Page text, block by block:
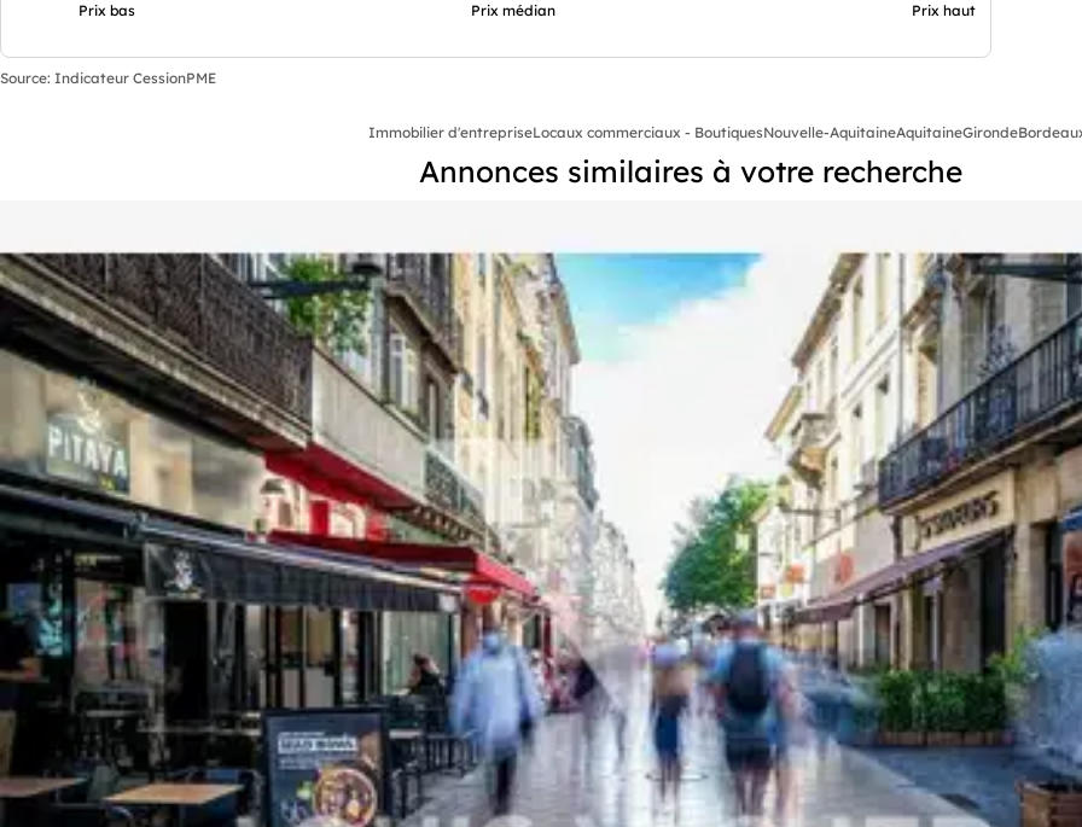
Prix bas Prix médian Prix haut
Source: Indicateur CessionPME
Immobilier d'entrepriseLocaux commerciaux - BoutiquesNouvelle-AquitaineAquitaineGironde
Annonces similaires à votre recherche